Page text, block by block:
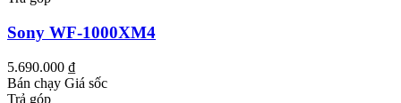
Sony WF-1000XM4
5.690.000 ₫
Bán chạy Giá sốc
Trả góp